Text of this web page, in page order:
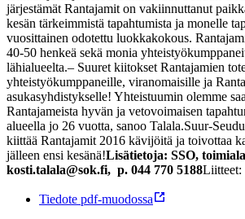
järjestämät Rantajamit on vakiinnuttanut
kesän tärkeimmistä tapahtumista ja monelle
vuosittainen odotettu luokkakokous.
40-50 henkeä sekä monia
lähialueelta.– Suuret kiitokset Rantajamien
yhteistyökumppaneille, viranomaisille ja
asukasyhdistykselle! Yhteistuumin olemme
Rantajameista hyvän ja vetovoimaisen
alueella jo 26 vuotta, sanoo Talala.Suur-
kiittää Rantajamit 2016 kävijöitä ja toivottaa
jälleen ensi kesänä!Lisätietoja: SSO,
kosti.talala@sok.fi, p. 044 770 5188Liitteet:
Tiedote pdf-muodossa